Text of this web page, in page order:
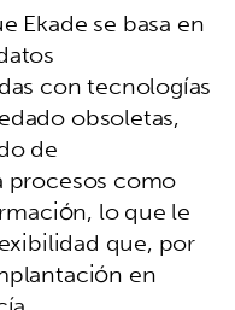
Ekade se basa en
con tecnologías
obsoletas,
de
procesos como
lo que le
que, por
en